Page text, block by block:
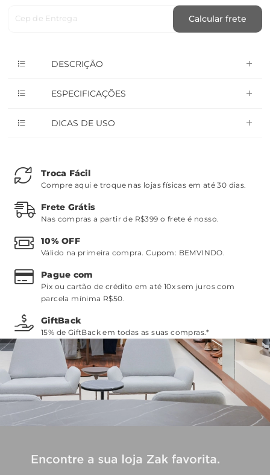
Cep de Entrega Calcular frete
DESCRIÇÃO
ESPECIFICAÇÕES
DICAS DE USO
Troca Fácil
Compre aqui e troque nas lojas físicas em até 30 dias.
Frete Grátis
Nas compras a partir de R$399 o frete é nosso.
10% OFF
Válido na primeira compra. Cupom: BEMVINDO.
Pague com
Pix ou cartão de crédito em até 10x sem juros com
parcela mínima R$50.
GiftBack
15% de GiftBack em todas as suas compras.*